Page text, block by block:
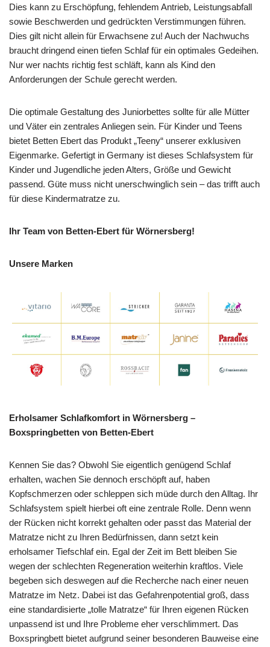
Dies kann zu Erschöpfung, fehlendem Antrieb, Leistungsabfall
sowie Beschwerden und gedrückten Verstimmungen führen.
Dies gilt nicht allein für Erwachsene zu! Auch der Nachwuchs
braucht dringend einen tiefen Schlaf für ein optimales Gedeihen.
Nur wer nachts richtig fest schläft, kann als Kind den
Anforderungen der Schule gerecht werden.
Die optimale Gestaltung des Juniorbettes sollte für alle Mütter
und Väter ein zentrales Anliegen sein. Für Kinder und Teens
bietet Betten Ebert das Produkt „Teeny“ unserer exklusiven
Eigenmarke. Gefertigt in Germany ist dieses Schlafsystem für
Kinder und Jugendliche jeden Alters, Größe und Gewicht
passend. Güte muss nicht unerschwinglich sein – das trifft auch
für diese Kindermatratze zu.
Ihr Team von Betten-Ebert für Wörnersberg!
Unsere Marken
Erholsamer Schlafkomfort in Wörnersberg –
Boxspringbetten von Betten-Ebert
Kennen Sie das? Obwohl Sie eigentlich genügend Schlaf
erhalten, wachen Sie dennoch erschöpft auf, haben
Kopfschmerzen oder schleppen sich müde durch den Alltag. Ihr
Schlafsystem spielt hierbei oft eine zentrale Rolle. Denn wenn
der Rücken nicht korrekt gehalten oder passt das Material der
Matratze nicht zu Ihren Bedürfnissen, dann setzt kein
erholsamer Tiefschlaf ein. Egal der Zeit im Bett bleiben Sie
wegen der schlechten Regeneration weiterhin kraftlos. Viele
begeben sich deswegen auf die Recherche nach einer neuen
Matratze im Netz. Dabei ist das Gefahrenpotential groß, dass
eine standardisierte „tolle Matratze“ für Ihren eigenen Rücken
unpassend ist und Ihre Probleme eher verschlimmert. Das
Boxspringbett bietet aufgrund seiner besonderen Bauweise eine